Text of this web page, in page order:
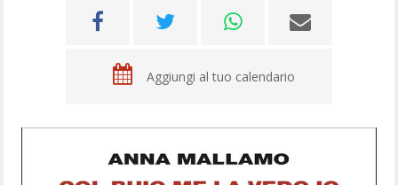
Aggiungi al tuo calendario